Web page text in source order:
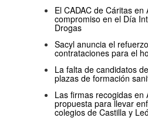
El CADAC de Cáritas
compromiso en el Día
Drogas
Sacyl anuncia el
contrataciones para el
La falta de candidatos
plazas de formación
Las firmas recogidas en
propuesta para llevar
colegios de Castilla y